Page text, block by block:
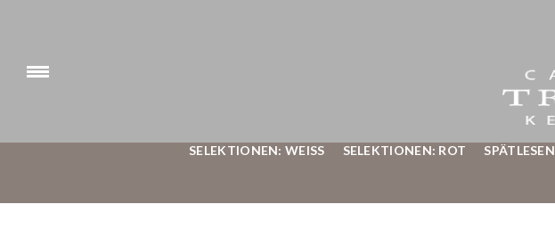
SELEKTIONEN: WEISS SELEKTIONEN: ROT SPÄTLESEN